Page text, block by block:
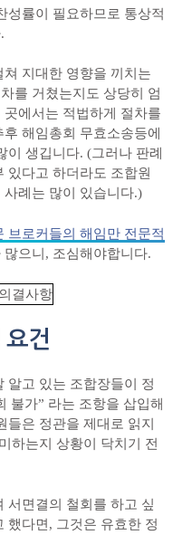
성률이 필요하므로 통상적
지대한 영향을 끼치는
를 거쳤는지도 상당히 엄
에서는 적법하게 절차를
해임총회 무효소송등에
생깁니다. (그러나 판례
있다고 하더라도 조합원
례는 많이 있습니다.)
브로커들의 해임만 전문적
많으니, 조심해야합니다.
건
알고 있는 조합장들이 정
불가” 라는 조항을 삽입해
들은 정관을 제대로 읽지
하는지 상황이 닥치기 전
서면결의 철회를 하고 싶
했다면, 그것은 유효한 정